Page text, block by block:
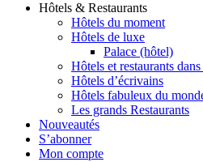
Hôtels & Restaurants
Hôtels du moment
Hôtels de luxe
Palace (hôtel)
Hôtels et restaurants
Hôtels d’écrivains
Hôtels fabuleux du
Les grands Restaurants
Nouveautés
S’abonner
Mon compte